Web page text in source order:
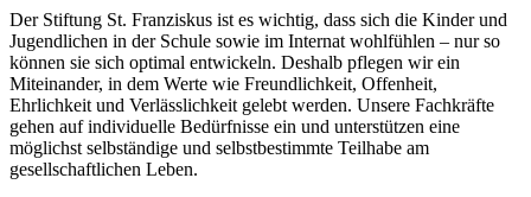
Der Stiftung St. Franziskus ist es wichtig, dass sich die Kinder und
Jugend­lichen in der Schule sowie im Internat wohlfühlen – nur so
können sie sich optimal entwickeln. Deshalb pflegen wir ein
Miteinander, in dem Werte wie Freund­lichkeit, Offenheit,
Ehrlichkeit und Verlässlich­keit gelebt werden. Unsere Fach­kräfte
gehen auf individuelle Bedürfnisse ein und unter­stützen eine
möglichst selb­ständige und selbst­bestimmte Teil­habe am
gesellschaft­lichen Leben.